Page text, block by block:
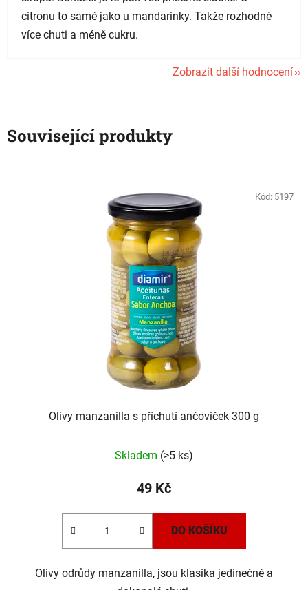
citronu to samé jako u mandarinky. Takže rozhodně
více chuti a méně cukru.
Zobrazit další hodnocení
Související produkty
Olivy manzanilla s příchutí ančoviček 300 g
Skladem (>5 ks)
49 Kč
DO KOŠÍKU
Olivy odrůdy manzanilla, jsou klasika jedinečné a
Kód: 5197